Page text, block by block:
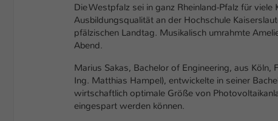
Die Westpfalz sei in ganz Rheinland-Pfalz für
Ausbildungsqualität an der Hochschule
pfälzischen Landtag. Musikalisch umrahmte
Abend.
Marius Sakas, Bachelor of Engineering, aus
Ing. Matthias Hampel), entwickelte in seiner
wirtschaftlich optimale Größe von
eingespart werden können.